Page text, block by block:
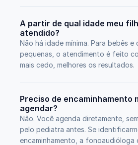
A partir de qual idade meu
atendido?
Não há idade mínima. Para bebês e
pequenas, o atendimento é feito
mais cedo, melhores os resultados.
Preciso de encaminhamento
agendar?
Não. Você agenda diretamente,
pelo pediatra antes. Se
encaminhamento, a fonoaudióloga